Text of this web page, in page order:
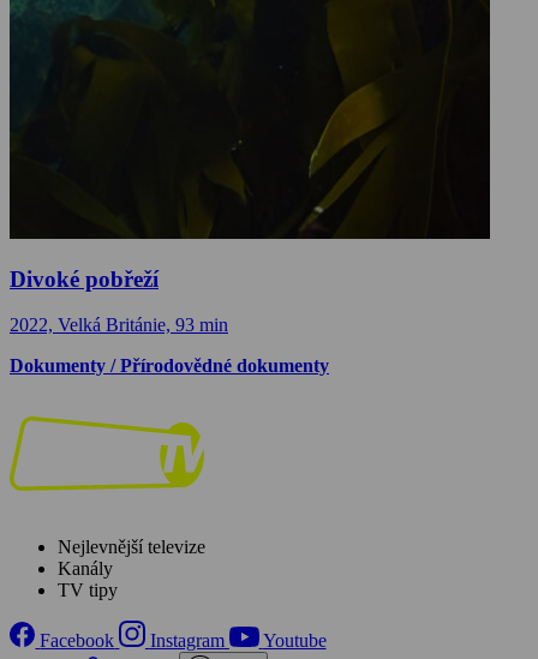
Divoké pobřeží
2022, Velká Británie, 93 min
Dokumenty / Přírodovědné dokumenty
Nejlevnější televize
Kanály
TV tipy
Facebook Instagram
Youtube